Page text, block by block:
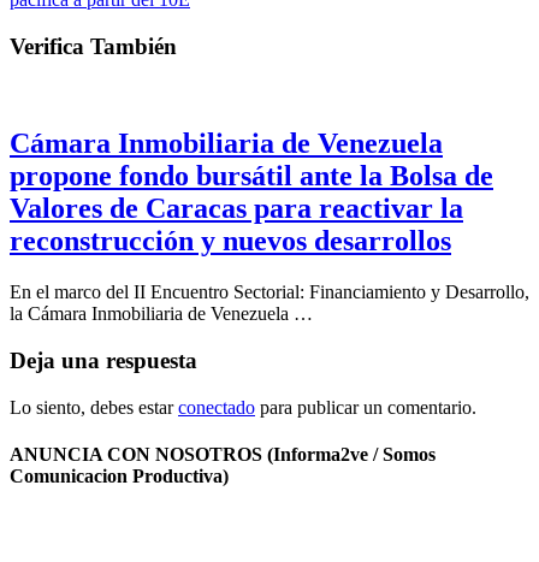
Verifica También
Cámara Inmobiliaria de Venezuela
propone fondo bursátil ante la Bolsa de
Valores de Caracas para reactivar la
reconstrucción y nuevos desarrollos
En el marco del II Encuentro Sectorial: Financiamiento y Desarrollo,
la Cámara Inmobiliaria de Venezuela …
Deja una respuesta
Lo siento, debes estarconectado para publicar un comentario.
ANUNCIA CON NOSOTROS (Informa2ve / Somos
Comunicacion Productiva)